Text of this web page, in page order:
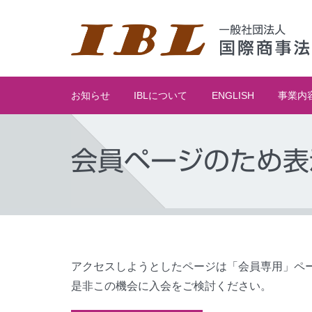
お知らせ IBLについて ENGLISH 事業内
会員ページのため
アクセスしようとしたページは「会員専用」ペ
是非この機会に入会をご検討ください。